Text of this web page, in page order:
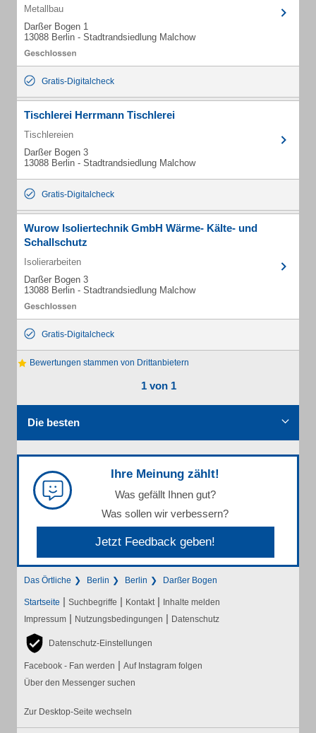
Metallbau
Darßer Bogen 1
13088 Berlin - Stadtrandsiedlung Malchow
Gratis-Digitalcheck
Tischlerei Herrmann Tischlerei
Tischlereien
Darßer Bogen 3
13088 Berlin - Stadtrandsiedlung Malchow
Gratis-Digitalcheck
Wurow Isoliertechnik GmbH Wärme- Kälte- und
Schallschutz
Isolierarbeiten
Darßer Bogen 3
13088 Berlin - Stadtrandsiedlung Malchow
Gratis-Digitalcheck
Bewertungen stammen von Drittanbietern
1 von 1
Die besten
Ihre Meinung zählt!
Was gefällt Ihnen gut?
Was sollen wir verbessern?
Jetzt Feedback geben!
Das Örtliche Berlin Berlin Darßer Bogen
Startseite | Suchbegriffe | Kontakt | Inhalte melden
Impressum | Nutzungsbedingungen | Datenschutz
Datenschutz-Einstellungen
Facebook - Fan werden | Auf Instagram folgen
Über den Messenger suchen
Zur Desktop-Seite wechseln